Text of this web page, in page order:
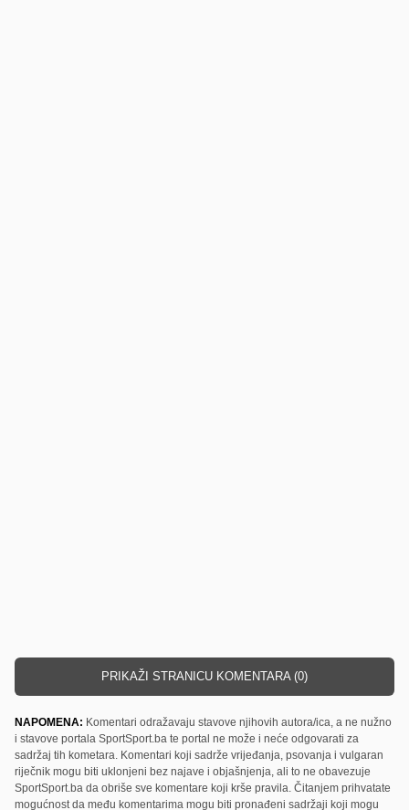
PRIKAŽI STRANICU KOMENTARA (0)
NAPOMENA: Komentari odražavaju stavove njihovih autora/ica, a ne nužno
i stavove portala SportSport.ba te portal ne može i neće odgovarati za
sadržaj tih kometara. Komentari koji sadrže vrijeđanja, psovanja i vulgaran
riječnik mogu biti uklonjeni bez najave i objašnjenja, ali to ne obavezuje
SportSport.ba da obriše sve komentare koji krše pravila. Čitanjem prihvatate
mogućnost da među komentarima mogu biti pronađeni sadržaji koji mogu